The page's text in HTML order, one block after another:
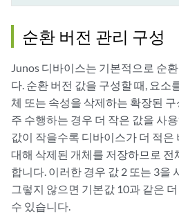
순환 버전 관리 구성
Junos 디바이스는 기본적으로 순
다. 순환 버전 값을 구성할 때, 요소
체 또는 속성을 삭제하는 확장된
주 수행하는 경우 더 작은 값을 사
값이 작을수록 디바이스가 더 적은
대해 삭제된 개체를 저장하므로 전
합니다. 이러한 경우 값 2 또는 3을
그렇지 않으면 기본값 10과 같은
수 있습니다.